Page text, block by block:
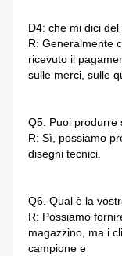
D4: che mi dici
R: Generalmente
ricevuto il
sulle merci, sulle
Q5. Puoi produrre
R: Sì, possiamo
disegni tecnici.
Q6. Qual è la
R: Possiamo
magazzino, ma i
campione e